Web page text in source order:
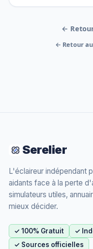
←
← Retour
Serelier
L'éclaireur indépendant
aidants face à la perte
simulateurs utiles,
mieux décider.
✓ 100% Gratuit
✓
✓ Sources officielles